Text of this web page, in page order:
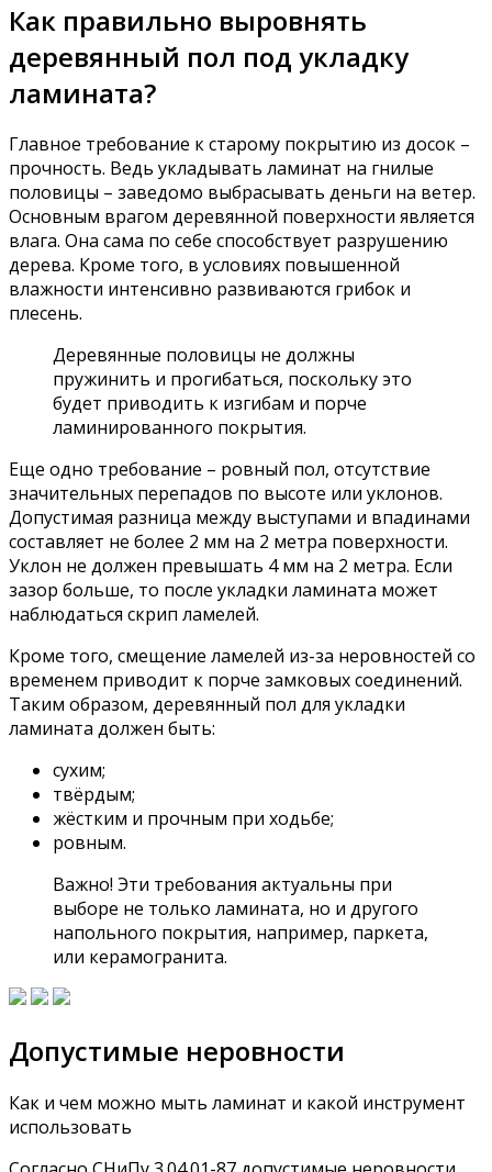
Как правильно выровнять
деревянный пол под укладку
ламината?
Главное требование к старому покрытию из досок –
прочность. Ведь укладывать ламинат на гнилые
половицы – заведомо выбрасывать деньги на ветер.
Основным врагом деревянной поверхности является
влага. Она сама по себе способствует разрушению
дерева. Кроме того, в условиях повышенной
влажности интенсивно развиваются грибок и
плесень.
Деревянные половицы не должны
пружинить и прогибаться, поскольку это
будет приводить к изгибам и порче
ламинированного покрытия.
Еще одно требование – ровный пол, отсутствие
значительных перепадов по высоте или уклонов.
Допустимая разница между выступами и впадинами
составляет не более 2 мм на 2 метра поверхности.
Уклон не должен превышать 4 мм на 2 метра. Если
зазор больше, то после укладки ламината может
наблюдаться скрип ламелей.
Кроме того, смещение ламелей из-за неровностей со
временем приводит к порче замковых соединений.
Таким образом, деревянный пол для укладки
ламината должен быть:
сухим;
твёрдым;
жёстким и прочным при ходьбе;
ровным.
Важно! Эти требования актуальны при
выборе не только ламината, но и другого
напольного покрытия, например, паркета,
или керамогранита.
Допустимые неровности
Как и чем можно мыть ламинат и какой инструмент
использовать